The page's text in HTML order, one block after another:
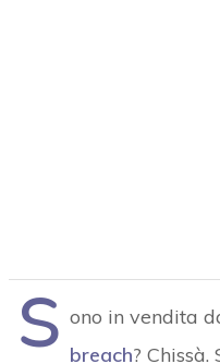
S ono in vendita
breach?